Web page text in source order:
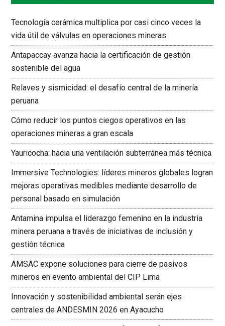
Tecnología cerámica multiplica por casi cinco veces la
vida útil de válvulas en operaciones mineras
Antapaccay avanza hacia la certificación de gestión
sostenible del agua
Relaves y sismicidad: el desafío central de la minería
peruana
Cómo reducir los puntos ciegos operativos en las
operaciones mineras a gran escala
Yauricocha: hacia una ventilación subterránea más técnica
Immersive Technologies: líderes mineros globales logran
mejoras operativas medibles mediante desarrollo de
personal basado en simulación
Antamina impulsa el liderazgo femenino en la industria
minera peruana a través de iniciativas de inclusión y
gestión técnica
AMSAC expone soluciones para cierre de pasivos
mineros en evento ambiental del CIP Lima
Innovación y sostenibilidad ambiental serán ejes
centrales de ANDESMIN 2026 en Ayacucho